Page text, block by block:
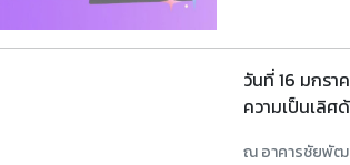
วันที่ 16 มกร
ความเป็นเลิศ
ณ อาคารชัยพัฒ